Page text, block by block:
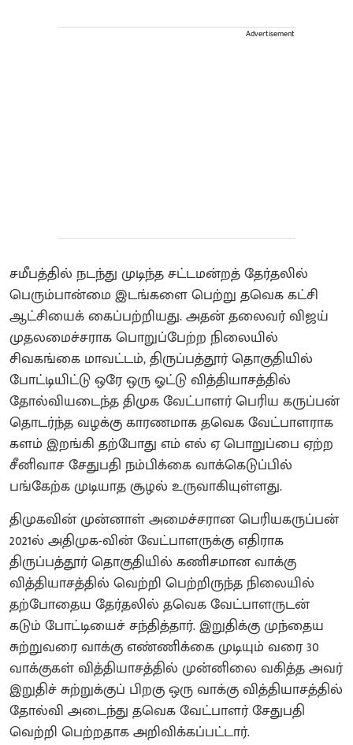
Advertisement
சமீபத்தில் நடந்து முடிந்த சட்டமன்றத் தேர்தலில்
பெரும்பான்மை இடங்களை பெற்று தவெக கட்சி
ஆட்சியைக் கைப்பற்றியது. அதன் தலைவர் விஜய்
முதலமைச்சராக பொறுப்பேற்ற நிலையில்
சிவகங்கை மாவட்டம், திருப்பத்தூர் தொகுதியில்
போட்டியிட்டு ஒரே ஒரு ஓட்டு வித்தியாசத்தில்
தோல்வியடைந்த திமுக வேட்பாளர் பெரிய கருப்பன்
தொடர்ந்த வழக்கு காரணமாக தவெக வேட்பாளராக
களம் இறங்கி தற்போது எம் எல் ஏ பொறுப்பை ஏற்ற
சீனிவாச சேதுபதி நம்பிக்கை வாக்கெடுப்பில்
பங்கேற்க முடியாத சூழல் உருவாகியுள்ளது.
திமுகவின் முன்னாள் அமைச்சரான பெரியகருப்பன்
2021ல் அதிமுக-வின் வேட்பாளருக்கு எதிராக
திருப்பத்தூர் தொகுதியில் கணிசமான வாக்கு
வித்தியாசத்தில் வெற்றி பெற்றிருந்த நிலையில்
தற்போதைய தேர்தலில் தவெக வேட்பாளருடன்
கடும் போட்டியைச் சந்தித்தார். இறுதிக்கு முந்தைய
சுற்றுவரை வாக்கு எண்ணிக்கை முடியும் வரை 30
வாக்குகள் வித்தியாசத்தில் முன்னிலை வகித்த அவர்
இறுதிச் சுற்றுக்குப் பிறகு ஒரு வாக்கு வித்தியாசத்தில்
தோல்வி அடைந்து தவெக வேட்பாளர் சேதுபதி
வெற்றி பெற்றதாக அறிவிக்கப்பட்டார்.